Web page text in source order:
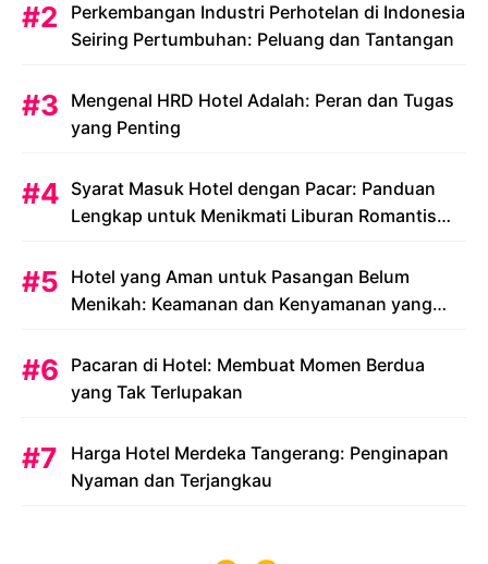
Perkembangan Industri Perhotelan di Indonesia
Seiring Pertumbuhan: Peluang dan Tantangan
Mengenal HRD Hotel Adalah: Peran dan Tugas
yang Penting
Syarat Masuk Hotel dengan Pacar: Panduan
Lengkap untuk Menikmati Liburan Romantis
Hotel yang Aman untuk Pasangan Belum
Menikah: Keamanan dan Kenyamanan yang
Pacaran di Hotel: Membuat Momen Berdua
yang Tak Terlupakan
Harga Hotel Merdeka Tangerang: Penginapan
Nyaman dan Terjangkau